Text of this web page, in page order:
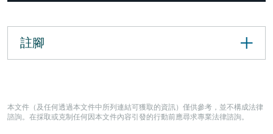
註腳
本文件（及任何透過本文件中所列連結可獲取的資訊）僅供參考，並不構成法律
諮詢。在採取或克制任何因本文件內容引發的行動前應尋求專業法律諮詢。